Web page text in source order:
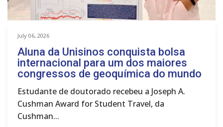
July 06, 2026
Aluna da Unisinos conquista bolsa
internacional para um dos maiores
congressos de geoquímica do mundo
Estudante de doutorado recebeu a Joseph A.
Cushman Award for Student Travel, da
Cushman...